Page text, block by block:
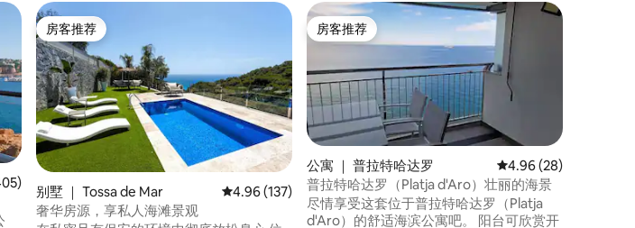
分（满分 5 分），共 405 条评价
房客推荐
房客推荐
别墅 ｜ Tossa de Mar 平均评分 4.96 分（满分 5 分），共 137 条评价
4.96 (137)
奢华房源，享私人海滩景观
房客推荐
房客推荐
公寓 ｜ 普拉特哈达罗 平均评分 4.96 分（满
4.96 (28)
普拉特哈达罗（Platja d'Aro）壮丽的海景
尽情享受这套位于普拉特哈达罗（Platja
d'Aro）的舒适海滨公寓吧。 阳台可欣赏开